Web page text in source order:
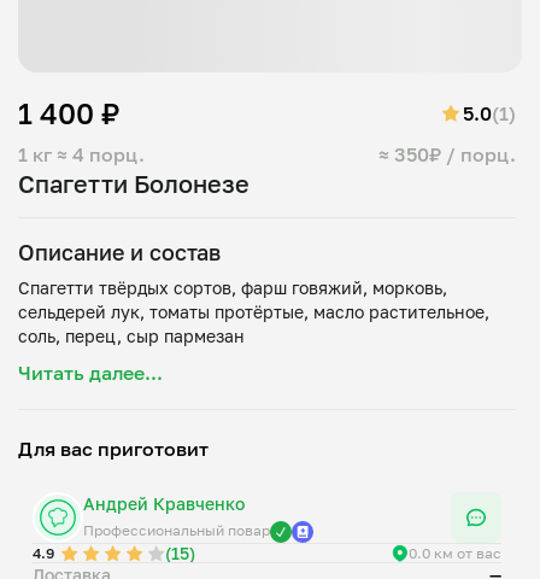
Спагетти Болонезе
1 кг ≈ 4 порц. ≈ 350₽ / порц.
1 400 ₽ 5.0(1)
Описание и состав
Спагетти твёрдых сортов, фарш говяжий, морковь,
сельдерей лук, томаты протёртые, масло растительное,
Читать далее...
Для вас приготовит
Андрей Кравченко
Профессиональный повар
4.9
(15) 0.0 км от вас
Доставка —